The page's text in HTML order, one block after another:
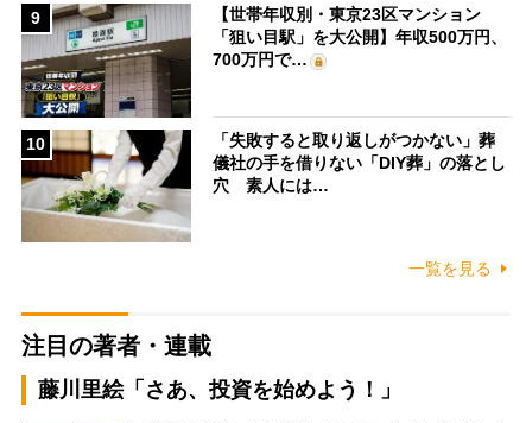
9
【世帯年収別・東京23区マンション
「狙い目駅」を大公開】年収500万円、
700万円で…
10
「失敗すると取り返しがつかない」葬
儀社の手を借りない「DIY葬」の落とし
穴 素人には…
一覧を見る
注目の著者・連載
藤川里絵「さあ、投資を始めよう！」